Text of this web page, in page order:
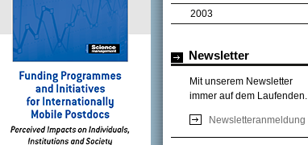
2003
Newsletter
Mit unserem Newsletter
immer auf dem Laufenden.
Newsletteranmeldung